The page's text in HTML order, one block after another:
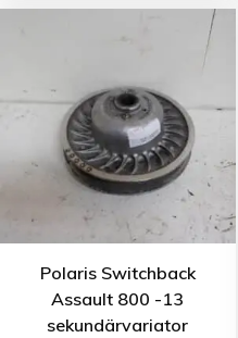
Polaris Switchback
Assault 800 -13
sekundärvariator